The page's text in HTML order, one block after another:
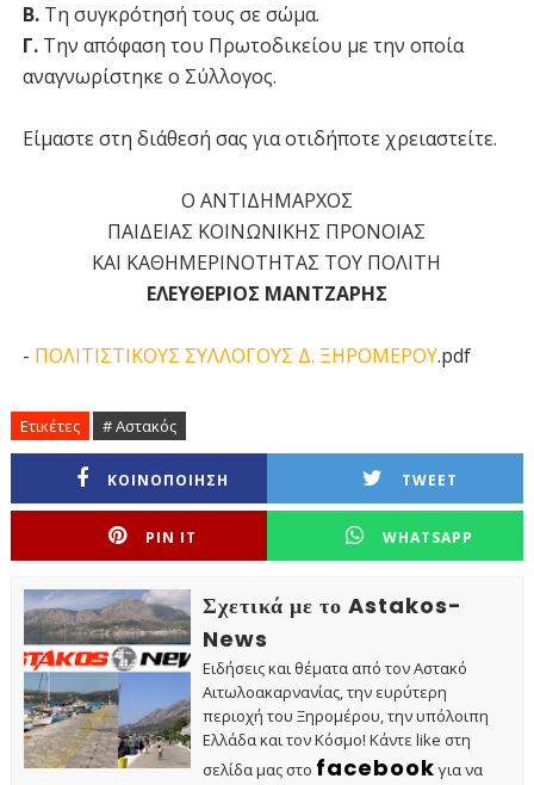
Β.Τη συγκρότησή τους σε σώμα.
Γ. Την απόφαση του Πρωτοδικείου με την οποία
αναγνωρίστηκε ο Σύλλογος.
Είμαστε στη διάθεσή σας για οτιδήποτε χρειαστείτε.
Ο ΑΝΤΙΔΗΜΑΡΧΟΣ
ΠΑΙΔΕΙΑΣ ΚΟΙΝΩΝΙΚΗΣ ΠΡΟΝΟΙΑΣ
ΚΑΙ ΚΑΘΗΜΕΡΙΝΟΤΗΤΑΣ ΤΟΥ ΠΟΛΙΤΗ
ΕΛΕΥΘΕΡΙΟΣ ΜΑΝΤΖΑΡΗΣ
- ΠΟΛΙΤΙΣΤΙΚΟΥΣ ΣΥΛΛΟΓΟΥΣ Δ. ΞΗΡΟΜΕΡΟΥ.pdf
Ετικέτες # Αστακός
ΚΟΙΝΟΠΟΙΗΣΗ TWEET
PIN IT WHATSAPP
Σχετικά με το Astakos-
News
Ειδήσεις και θέματα από τον Αστακό
Αιτωλοακαρνανίας, την ευρύτερη
περιοχή του Ξηρομέρου, την υπόλοιπη
Ελλάδα και τον Κόσμο! Κάντε like στη
σελίδα μας στο facebook για να